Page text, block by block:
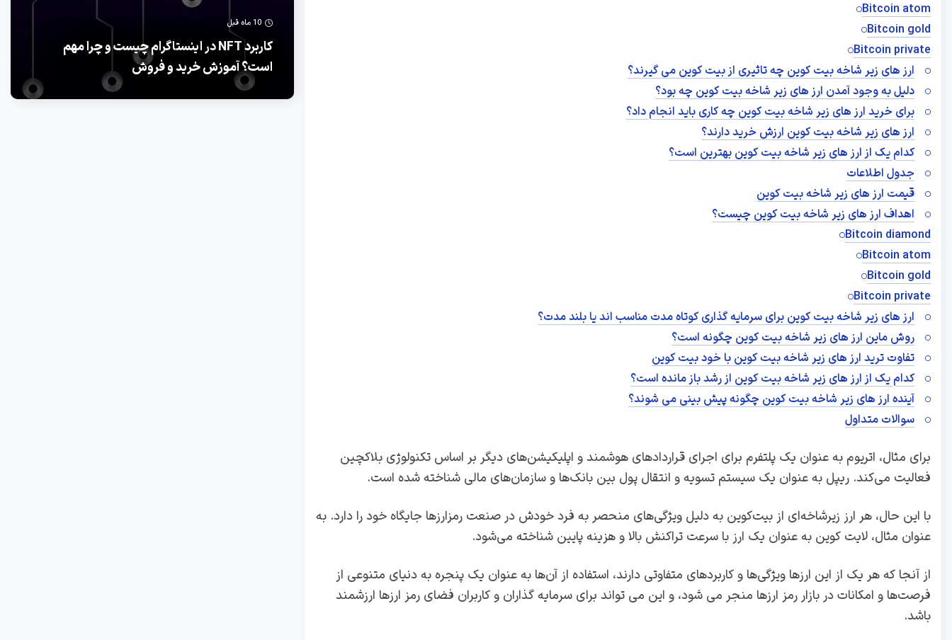
Bitcoin atom
Bitcoin gold
Bitcoin private
ارز های زیر شاخه بیت کوین چه تاثیری از بیت کوین می گیرند؟
دلیل به وجود آمدن ارز های زیر شاخه بیت کوین چه بود؟
برای خرید ارز های زیر شاخه بیت کوین چه کاری باید انجام داد؟
ارز های زیر شاخه بیت کوین ارزش خرید دارند؟
کدام یک از ارز های زیر شاخه بیت کوین بهترین است؟
جدول اطلاعات
قیمت ارز های زیر شاخه بیت کوین
اهداف ارز های زیر شاخه بیت کوین چیست؟
Bitcoin diamond
Bitcoin atom
Bitcoin gold
Bitcoin private
ارز های زیر شاخه بیت کوین برای سرمایه گذاری کوتاه مدت مناسب اند یا بلند مدت؟
روش ماین ارز های زیر شاخه بیت کوین چگونه است؟
تفاوت ترید ارز های زیر شاخه بیت کوین با خود بیت کوین
کدام یک از ارز های زیر شاخه بیت کوین از رشد باز مانده است؟
آینده ارز های زیر شاخه بیت کوین چگونه پیش بینی می شوند؟
سوالات متداول
برای مثال، اتریوم به عنوان یک پلتفرم برای اجرای قراردادهای هوشمند و اپلیکیشن‌های دیگر بر اساس تکنولوژی بلاکچین
فعالیت می‌کند. ریپل به عنوان یک سیستم تسویه و انتقال پول بین بانک‌ها و سازمان‌های مالی شناخته شده است.
با این حال، هر ارز زیرشاخه‌ای از بیت‌کوین به دلیل ویژگی‌های منحصر به فرد خودش در صنعت رمزارزها جایگاه خود را دارد. به
عنوان مثال، لایت کوین به عنوان یک ارز با سرعت تراکنش بالا و هزینه پایین شناخته می‌شود.
از آنجا که هر یک از این ارزها ویژگی‌ها و کاربردهای متفاوتی دارند، استفاده از آن‌ها به عنوان یک پنجره به دنیای متنوعی از
فرصت‌ها و امکانات در بازار رمز ارزها منجر می‌ شود، و این می‌ تواند برای سرمایه‌ گذاران و کاربران فضای رمز ارزها ارزشمند
باشد.
10 ماه قبل
کاربرد NFT در اینستاگرام چیست و چرا مهم
است؟ آموزش خرید و فروش